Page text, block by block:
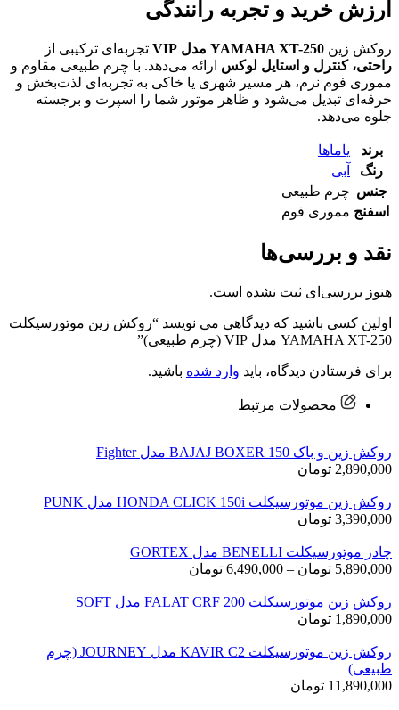
ارزش خرید و تجربه رانندگی
روکش زین YAMAHA XT-250 مدل VIP
تجربه‌ای ترکیبی از
راحتی، کنترل و استایل لوکس ارائه می‌دهد. با چرم طبیعی مقاوم و
مموری فوم نرم، هر مسیر شهری یا خاکی به تجربه‌ای لذت‌بخش و
حرفه‌ای تبدیل می‌شود و ظاهر موتور شما را اسپرت و برجسته
جلوه می‌دهد.
برند
یاماها
رنگ
آبی
جنس چرم طبیعی
اسفنج مموری فوم
نقد و بررسی‌ها
هنوز بررسی‌ای ثبت نشده است.
اولین کسی باشید که دیدگاهی می نویسد “روکش زین موتورسیکلت
YAMAHA XT-250 مدل VIP (چرم طبیعی)”
برای فرستادن دیدگاه، باید وارد شده باشید.
محصولات مرتبط
روکش زین و باک BAJAJ BOXER 150 مدل Fighter
2,890,000 تومان
روکش زین موتورسیکلت HONDA CLICK 150i مدل PUNK
3,390,000 تومان
چادر موتورسیکلت BENELLI مدل GORTEX
5,890,000 تومان –
6,490,000 تومان
5,890,000 تومان
روکش زین موتورسیکلت FALAT CRF 200 مدل SOFT
1,890,000 تومان
روکش زین موتورسیکلت KAVIR C2 مدل JOURNEY (چرم
طبیعی)
11,890,000 تومان